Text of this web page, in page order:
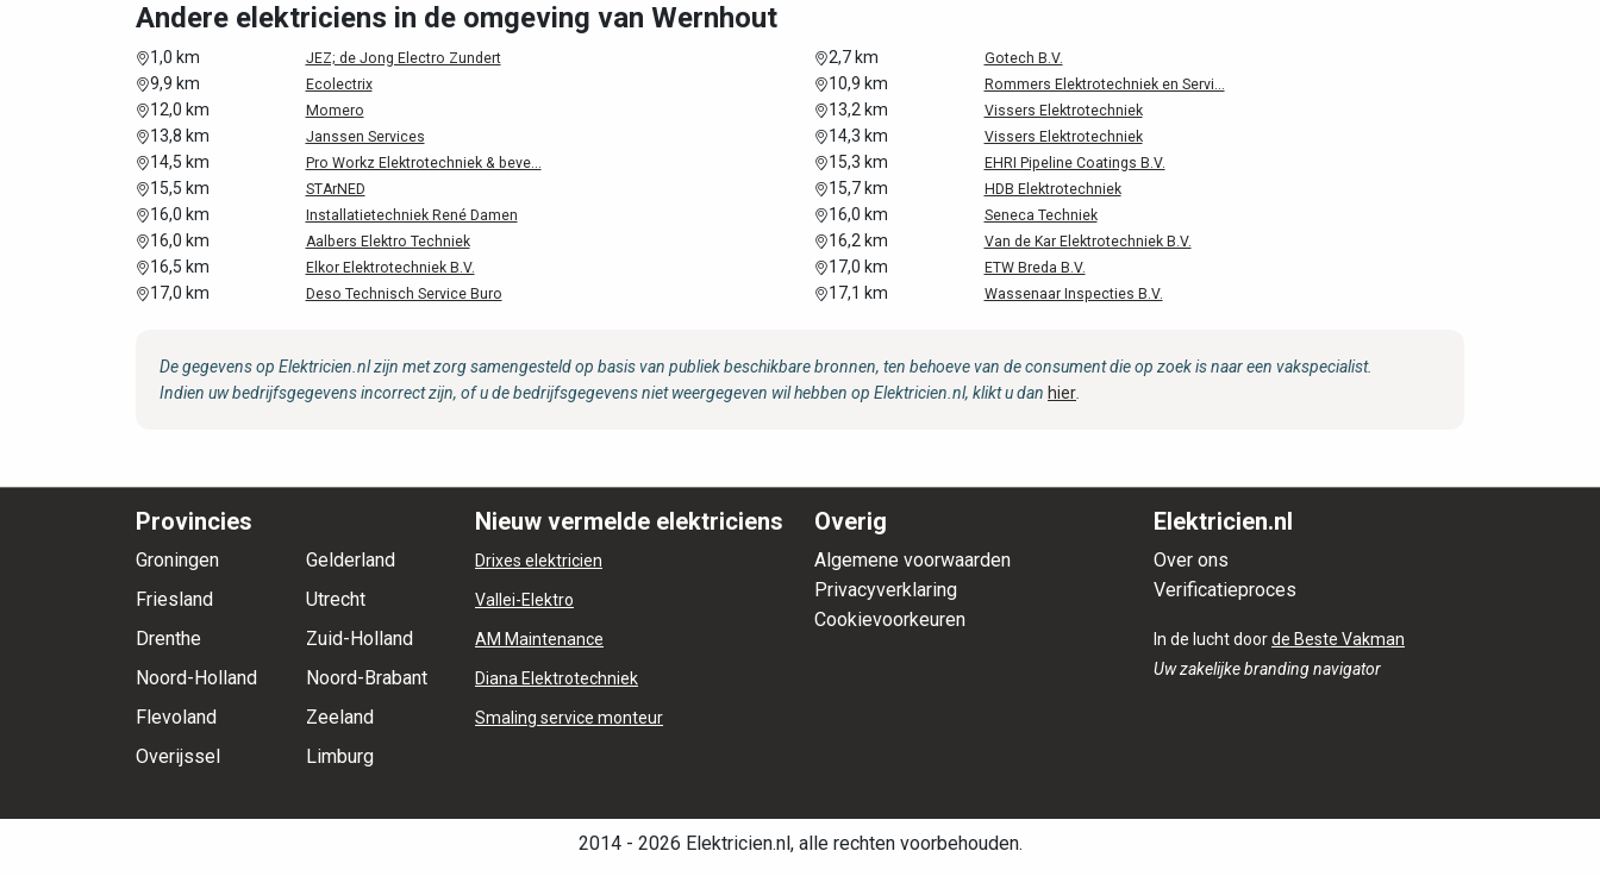
Andere elektriciens in de omgeving van Wernhout
1,0 km JEZ; de Jong Electro Zundert 2,7 km Gotech B.V.
9,9 km Ecolectrix 10,9 km Rommers Elektrotechniek en Servi...
12,0 km Momero 13,2 km Vissers Elektrotechniek
13,8 km Janssen Services 14,3 km Vissers Elektrotechniek
14,5 km Pro Workz Elektrotechniek & beve... 15,3 km EHRI Pipeline Coatings B.V.
15,5 km STArNED 15,7 km HDB Elektrotechniek
16,0 km Installatietechniek René Damen 16,0 km Seneca Techniek
16,0 km Aalbers Elektro Techniek 16,2 km Van de Kar Elektrotechniek B.V.
16,5 km Elkor Elektrotechniek B.V. 17,0 km ETW Breda B.V.
17,0 km Deso Technisch Service Buro 17,1 km Wassenaar Inspecties B.V.
De gegevens op Elektricien.nl zijn met zorg samengesteld op basis van publiek beschikbare bronnen, ten behoeve van de consument die op zoek is naar een vakspecialist.
Indien uw bedrijfsgegevens incorrect zijn, of u de bedrijfsgegevens niet weergegeven wil hebben op Elektricien.nl, klikt u dan hier
Provincies
Groningen
Friesland
Drenthe
Noord-Holland
Flevoland
Overijssel
Gelderland
Utrecht
Zuid-Holland
Noord-Brabant
Zeeland
Limburg
Nieuw vermelde elektriciens
Drixes elektricien
Vallei-Elektro
AM Maintenance
Diana Elektrotechniek
Smaling service monteur
Overig
Algemene voorwaarden
Privacyverklaring
Cookievoorkeuren
Elektricien.nl
Over ons
Verificatieproces
In de lucht doorde Beste Vakman
Uw zakelijke branding navigator
2014 - 2026 Elektricien.nl, alle rechten voorbehouden.